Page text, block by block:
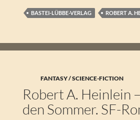
BASTEI-LÜBBE-VERLAG ROBERT A.
FANTASY / SCIENCE-FICTION
Robert A. Heinlein
den Sommer. SF-